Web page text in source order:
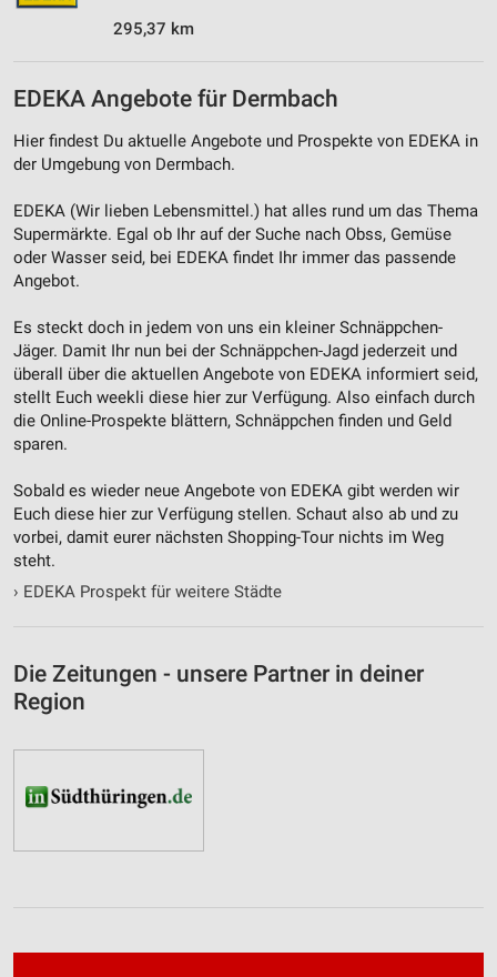
295,37 km
EDEKA Angebote für Dermbach
Hier findest Du aktuelle Angebote und Prospekte von EDEKA in
der Umgebung von Dermbach.
EDEKA (Wir lieben Lebensmittel.) hat alles rund um das Thema
Supermärkte. Egal ob Ihr auf der Suche nach Obss, Gemüse
oder Wasser seid, bei EDEKA findet Ihr immer das passende
Angebot.
Es steckt doch in jedem von uns ein kleiner Schnäppchen-
Jäger. Damit Ihr nun bei der Schnäppchen-Jagd jederzeit und
überall über die aktuellen Angebote von EDEKA informiert seid,
stellt Euch weekli diese hier zur Verfügung. Also einfach durch
die Online-Prospekte blättern, Schnäppchen finden und Geld
sparen.
Sobald es wieder neue Angebote von EDEKA gibt werden wir
Euch diese hier zur Verfügung stellen. Schaut also ab und zu
vorbei, damit eurer nächsten Shopping-Tour nichts im Weg
steht.
› EDEKA Prospekt für weitere Städte
Die Zeitungen - unsere Partner in deiner
Region